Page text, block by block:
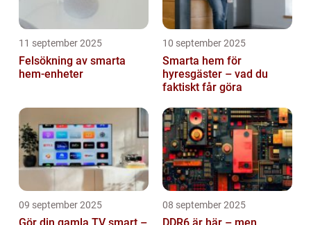
11 september 2025
Felsökning av smarta
hem-enheter
10 september 2025
Smarta hem för
hyresgäster – vad du
faktiskt får göra
09 september 2025 08 september 2025